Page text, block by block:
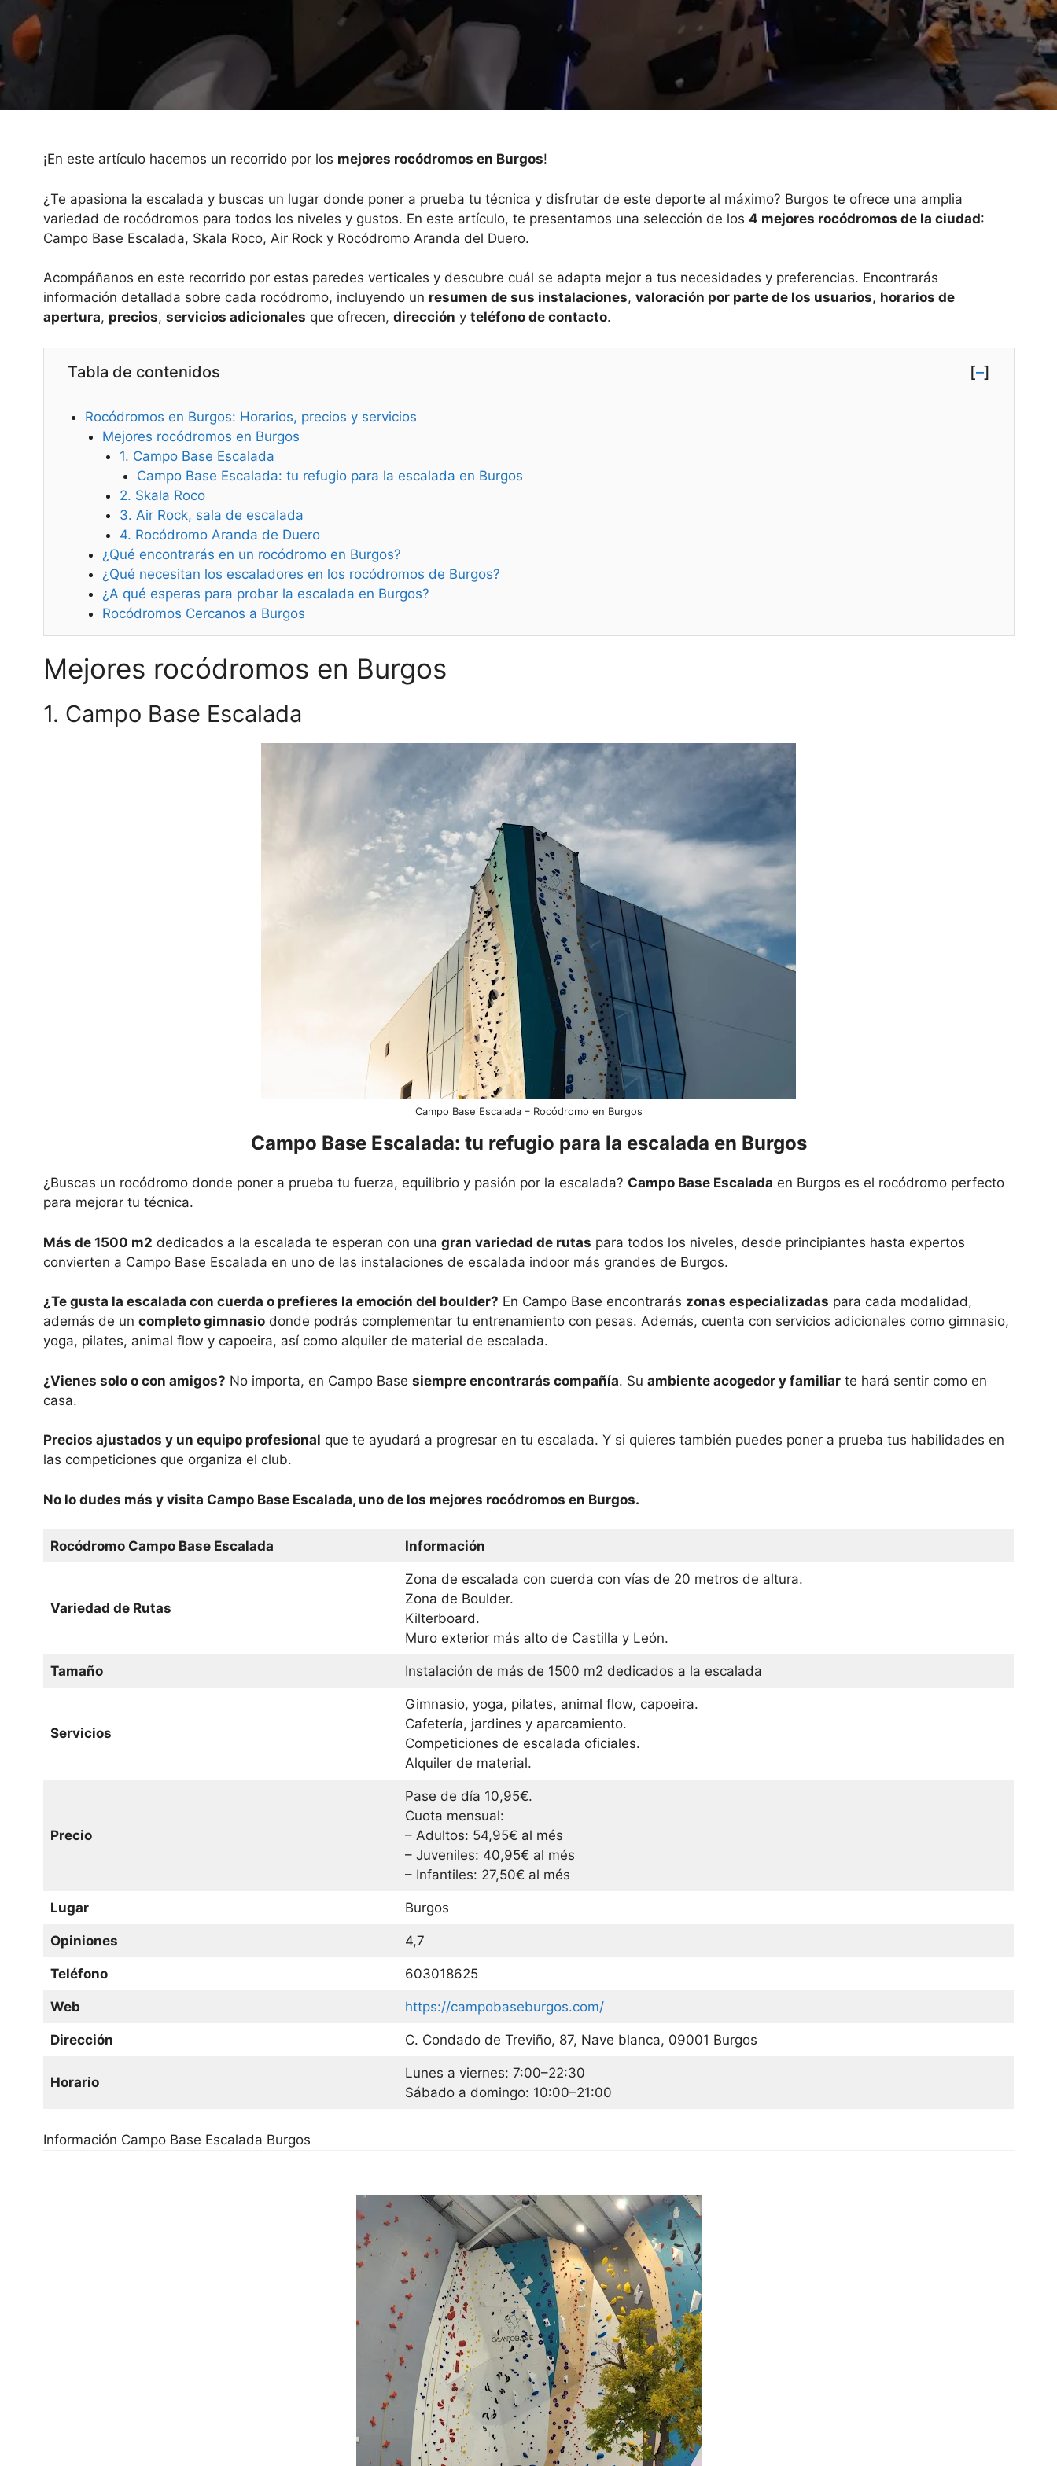
¡En este artículo hacemos un recorrido por los mejores rocódromos en Burgos!
¿Te apasiona la escalada y buscas un lugar donde poner a prueba tu técnica y disfrutar de este deporte al máximo? Burgos te ofrece una amplia
variedad de rocódromos para todos los niveles y gustos. En este artículo, te presentamos una selección de los 4 mejores rocódromos de la ciudad:
Campo Base Escalada, Skala Roco, Air Rock y Rocódromo Aranda del Duero.
Acompáñanos en este recorrido por estas paredes verticales y descubre cuál se adapta mejor a tus necesidades y preferencias. Encontrarás
información detallada sobre cada rocódromo, incluyendo un resumen de sus instalaciones, valoración por parte de los usuarios, horarios de
apertura, precios, servicios adicionales que ofrecen, dirección y teléfono de contacto.
Tabla de contenidos [–]
Rocódromos en Burgos: Horarios, precios y servicios
Mejores rocódromos en Burgos
1. Campo Base Escalada
Campo Base Escalada: tu refugio para la escalada en Burgos
2. Skala Roco
3. Air Rock, sala de escalada
4. Rocódromo Aranda de Duero
¿Qué encontrarás en un rocódromo en Burgos?
¿Qué necesitan los escaladores en los rocódromos de Burgos?
¿A qué esperas para probar la escalada en Burgos?
Rocódromos Cercanos a Burgos
Mejores rocódromos en Burgos
1. Campo Base Escalada
Campo Base Escalada – Rocódromo en Burgos
Campo Base Escalada: tu refugio para la escalada en Burgos
¿Buscas un rocódromo donde poner a prueba tu fuerza, equilibrio y pasión por la escalada? Campo Base Escalada en Burgos es el rocódromo perfecto
para mejorar tu técnica.
Más de 1500 m2 dedicados a la escalada te esperan con una gran variedad de rutas para todos los niveles, desde principiantes hasta expertos
convierten a Campo Base Escalada en uno de las instalaciones de escalada indoor más grandes de Burgos.
¿Te gusta la escalada con cuerda o prefieres la emoción del boulder? En Campo Base encontrarás zonas especializadas para cada modalidad,
además de un completo gimnasiodonde podrás complementar tu entrenamiento con pesas. Además, cuenta con servicios adicionales como gimnasio,
yoga, pilates, animal flow y capoeira, así como alquiler de material de escalada.
¿Vienes solo o con amigos? No importa, en Campo Base siempre encontrarás compañía. Su ambiente acogedor y familiarte hará sentir como en
casa.
Precios ajustados y un equipo profesional que te ayudará a progresar en tu escalada. Y si quieres también puedes poner a prueba tus habilidades en
las competiciones que organiza el club.
No lo dudes más y visita Campo Base Escalada, uno de los mejores rocódromos en Burgos.
Rocódromo Campo Base Escalada Información
Variedad de Rutas
Zona de escalada con cuerda con vías de 20 metros de altura.
Zona de Boulder.
Kilterboard.
Muro exterior más alto de Castilla y León.
Tamaño Instalación de más de 1500 m2 dedicados a la escalada
Servicios
Gimnasio, yoga, pilates, animal flow, capoeira.
Cafetería, jardines y aparcamiento.
Competiciones de escalada oficiales.
Alquiler de material.
Precio
Pase de día 10,95€.
Cuota mensual:
– Adultos: 54,95€ al més
– Juveniles: 40,95€ al més
– Infantiles: 27,50€ al més
Lugar Burgos
Opiniones 4,7
Teléfono 603018625
Web https://campobaseburgos.com/
Dirección C. Condado de Treviño, 87, Nave blanca, 09001 Burgos
Horario
Lunes a viernes: 7:00–22:30
Sábado a domingo: 10:00–21:00
Información Campo Base Escalada Burgos